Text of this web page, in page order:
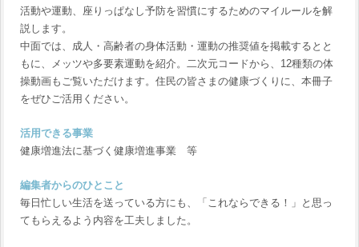
活動や運動、座りっぱなし予防を習慣にするためのマイルールを解
説します。
中面では、成人・高齢者の身体活動・運動の推奨値を掲載するとと
もに、メッツや多要素運動を紹介。二次元コードから、12種類の体
操動画もご覧いただけます。住民の皆さまの健康づくりに、本冊子
をぜひご活用ください。
活用できる事業
健康増進法に基づく健康増進事業 等
編集者からのひとこと
毎日忙しい生活を送っている方にも、「これならできる！」と思っ
てもらえるよう内容を工夫しました。